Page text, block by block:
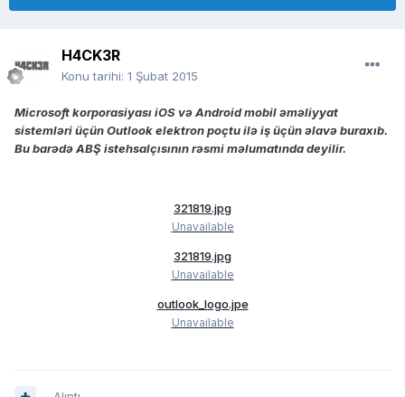
H4CK3R
Konu tarihi: 1 Şubat 2015
Microsoft korporasiyası iOS və Android mobil əməliyyat
sistemləri üçün Outlook elektron poçtu ilə iş üçün əlavə buraxıb.
Bu barədə ABŞ istehsalçısının rəsmi məlumatında deyilir.
321819.jpg
Unavailable
321819.jpg
Unavailable
outlook_logo.jpe
Unavailable